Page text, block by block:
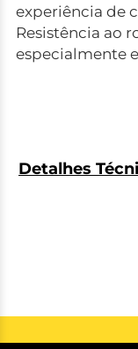
experiência de
Resistência ao
especialmente
Detalhes